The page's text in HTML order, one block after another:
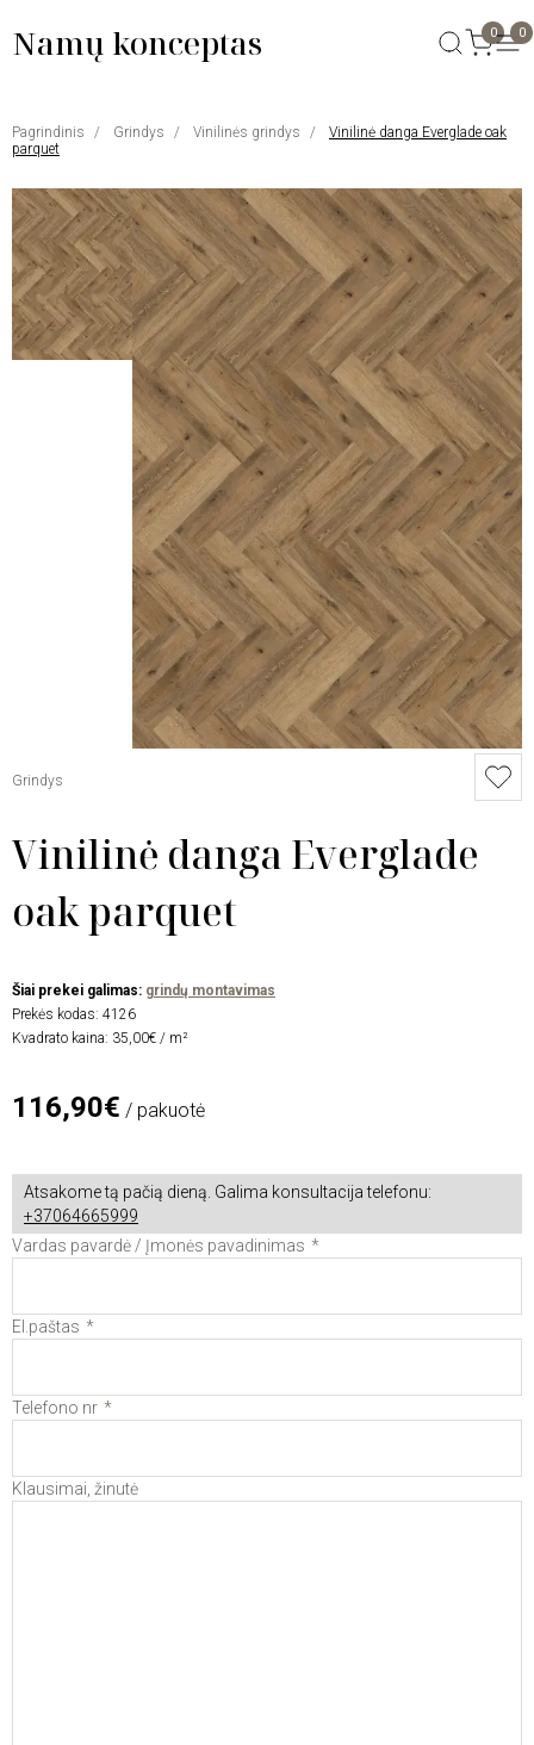
Namų konceptas 0 0
Pagrindinis Grindys Vinilinės grindys
Vinilinė danga Everglade oak
parquet
Grindys
Vinilinė danga Everglade
oak parquet
Šiai prekei galimas: grindų montavimas
Prekės kodas: 4126
Kvadrato kaina: 35,00€ / m²
116,90€ / pakuotė
Atsakome tą pačią dieną. Galima konsultacija telefonu:
+37064665999
Vardas pavardė / Įmonės pavadinimas
El.paštas
Telefono nr
Klausimai, žinutė